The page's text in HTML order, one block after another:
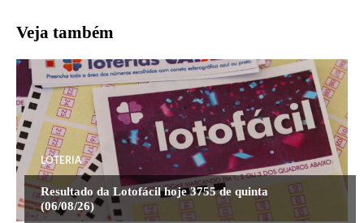
Veja também
LOTERIA
Resultado da Lotofácil hoje 3755 de quinta
(06/08/26)